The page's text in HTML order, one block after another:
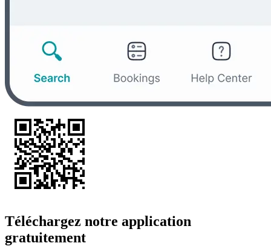
Téléchargez notre application
gratuitement